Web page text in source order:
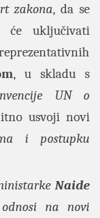
zakona, da se
uključivati
, u skladu s
UN o
usvoji novi
i postupku
Naide
na novi